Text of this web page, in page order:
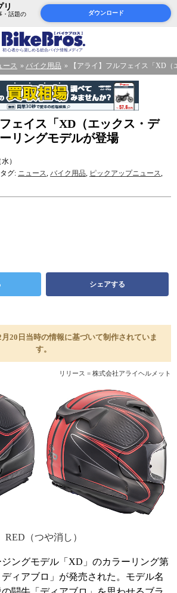
リ
・話題の
ダウンロード
ース バイク用品 【アライ】フルフェイス「XD
ェイス「XD（エックス・デ
リングモデルが登場
）
グ: ニュース, バイク用品, ピックアップニュース,
シェアする
20日当時の情報に基づいて制作されていま
す。
リリース = 株式会社アライヘルメット
RED（つや消し）
ングモデル「XD」のカラーリング第
ィアブロ」が発売された。モデル名